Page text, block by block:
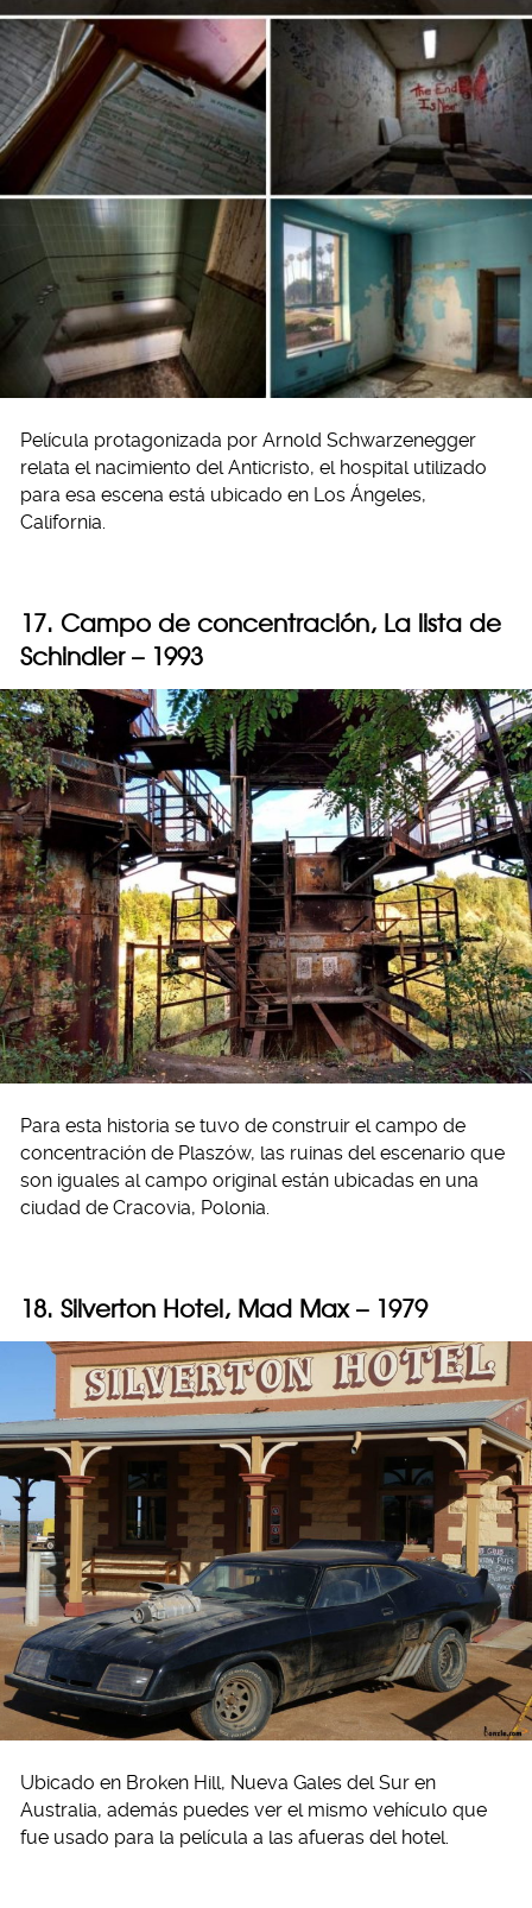
Película protagonizada por Arnold Schwarzenegger
relata el nacimiento del Anticristo, el hospital utilizado
para esa escena está ubicado en Los Ángeles,
California.
17. Campo de concentración, La lista de
Schindler – 1993
Para esta historia se tuvo de construir el campo de
concentración de Plaszów, las ruinas del escenario que
son iguales al campo original están ubicadas en una
ciudad de Cracovia, Polonia.
18. Silverton Hotel, Mad Max – 1979
Ubicado en Broken Hill, Nueva Gales del Sur en
Australia, además puedes ver el mismo vehículo que
fue usado para la película a las afueras del hotel.